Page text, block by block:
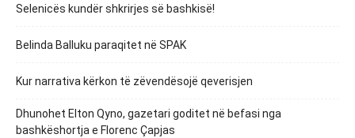
Selenicës kundër shkrirjes së bashkisë!
Belinda Balluku paraqitet në SPAK
Kur narrativa kërkon të zëvendësojë qeverisjen
Dhunohet Elton Qyno, gazetari goditet në befasi nga
bashkëshortja e Florenc Çapjas